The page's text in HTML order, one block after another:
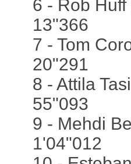
6 - Rob
13"366
7 - Tom
20"291
8 - Attila
55"093
9 - Mehdi
1'04"012